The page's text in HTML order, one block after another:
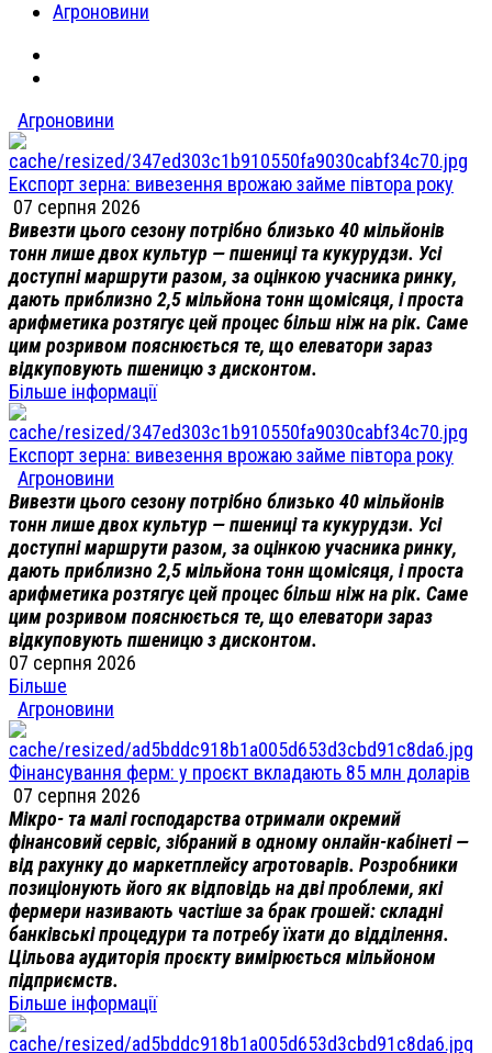
Агроновини
Агроновини
Експорт зерна: вивезення врожаю займе півтора року
07 серпня 2026
Вивезти цього сезону потрібно близько 40 мільйонів
тонн лише двох культур — пшениці та кукурудзи. Усі
доступні маршрути разом, за оцінкою учасника ринку,
дають приблизно 2,5 мільйона тонн щомісяця, і проста
арифметика розтягує цей процес більш ніж на рік. Саме
цим розривом пояснюється те, що елеватори зараз
відкуповують пшеницю з дисконтом.
Більше інформації
Експорт зерна: вивезення врожаю займе півтора року
Агроновини
Вивезти цього сезону потрібно близько 40 мільйонів
тонн лише двох культур — пшениці та кукурудзи. Усі
доступні маршрути разом, за оцінкою учасника ринку,
дають приблизно 2,5 мільйона тонн щомісяця, і проста
арифметика розтягує цей процес більш ніж на рік. Саме
цим розривом пояснюється те, що елеватори зараз
відкуповують пшеницю з дисконтом.
07 серпня 2026
Більше
Агроновини
Фінансування ферм: у проєкт вкладають 85 млн доларів
07 серпня 2026
Мікро- та малі господарства отримали окремий
фінансовий сервіс, зібраний в одному онлайн-кабінеті —
від рахунку до маркетплейсу агротоварів. Розробники
позиціонують його як відповідь на дві проблеми, які
фермери називають частіше за брак грошей: складні
банківські процедури та потребу їхати до відділення.
Цільова аудиторія проєкту вимірюється мільйоном
підприємств.
Більше інформації